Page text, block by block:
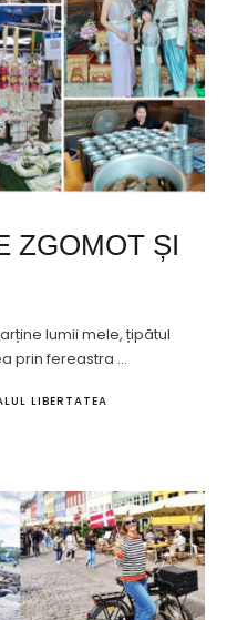
ZGOMOT ȘI
lumii mele, țipătul
prin fereastra …
LIBERTATEA